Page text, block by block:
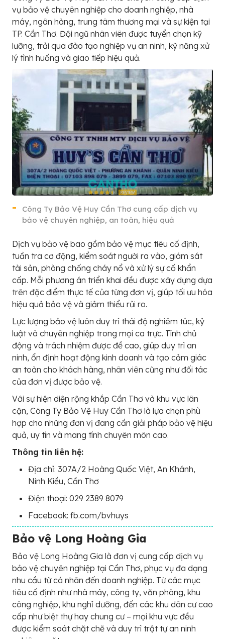
vụ bảo vệ chuyên nghiệp cho doanh nghiệp, nhà
máy, ngân hàng, trung tâm thương mại và sự kiện tại
TP. Cần Thơ. Đội ngũ nhân viên được tuyển chọn kỹ
lưỡng, trải qua đào tạo nghiệp vụ an ninh, kỹ năng xử
lý tình huống và giao tiếp hiệu quả.
Công Ty Bảo Vệ Huy Cần Thơ cung cấp dịch vụ
bảo vệ chuyên nghiệp, an toàn, hiệu quả
Dịch vụ bảo vệ bao gồm bảo vệ mục tiêu cố định,
tuần tra cơ động, kiểm soát người ra vào, giám sát
tài sản, phòng chống cháy nổ và xử lý sự cố khẩn
cấp. Mỗi phương án triển khai đều được xây dựng dựa
trên đặc điểm thực tế của từng đơn vị, giúp tối ưu hóa
hiệu quả bảo vệ và giảm thiểu rủi ro.
Lực lượng bảo vệ luôn duy trì thái độ nghiêm túc, kỷ
luật và chuyên nghiệp trong mọi ca trực. Tính chủ
động và trách nhiệm được đề cao, giúp duy trì an
ninh, ổn định hoạt động kinh doanh và tạo cảm giác
an toàn cho khách hàng, nhân viên cũng như đối tác
của đơn vị được bảo vệ.
Với sự hiện diện rộng khắp Cần Thơ và khu vực lân
cận, Công Ty Bảo Vệ Huy Cần Thơ là lựa chọn phù
hợp cho những đơn vị đang cần giải pháp bảo vệ hiệu
quả, uy tín và mang tính chuyên môn cao.
Thông tin liên hệ:
Địa chỉ: 307A/2 Hoàng Quốc Việt, An Khánh,
Ninh Kiều, Cần Thơ
Điện thoại: 029 2389 8079
Facebook: fb.com/bvhuys
Bảo vệ Long Hoàng Gia
Bảo vệ Long Hoàng Gia là đơn vị cung cấp dịch vụ
bảo vệ chuyên nghiệp tại Cần Thơ, phục vụ đa dạng
nhu cầu từ cá nhân đến doanh nghiệp. Từ các mục
tiêu cố định như nhà máy, công ty, văn phòng, khu
công nghiệp, khu nghỉ dưỡng, đến các khu dân cư cao
cấp như biệt thự hay chung cư – mọi khu vực đều
được kiểm soát chặt chẽ và duy trì trật tự an ninh